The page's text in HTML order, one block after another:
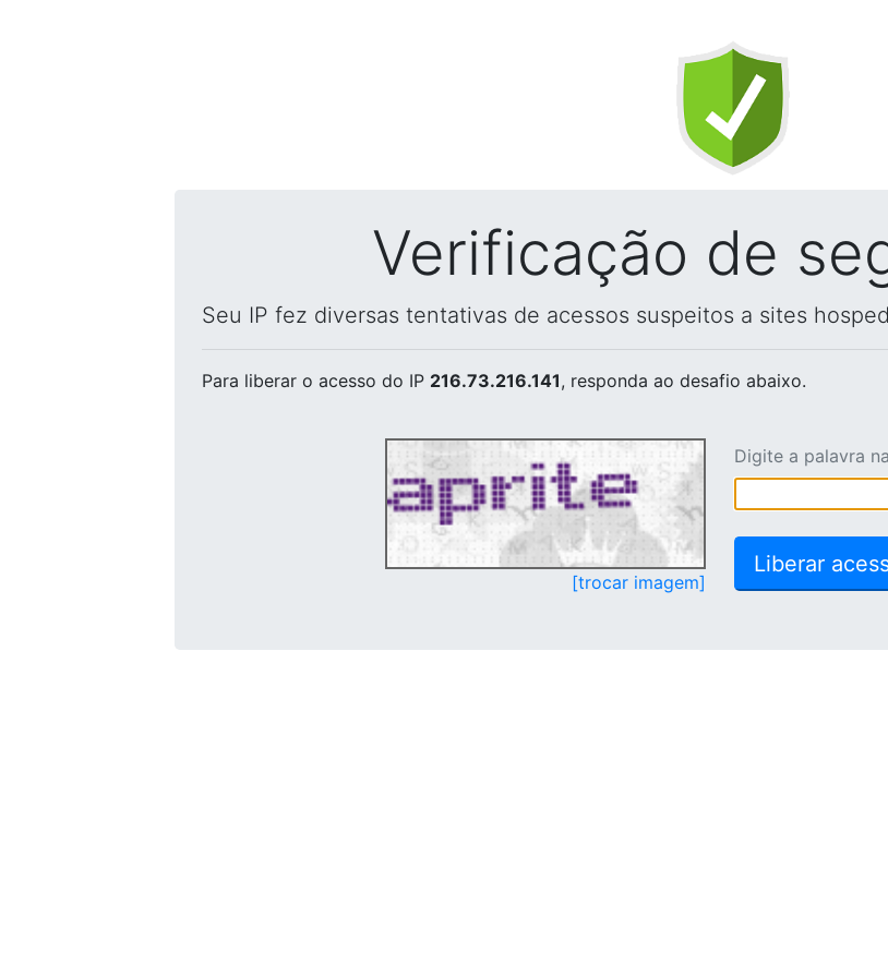
Verificação de
Seu IP fez diversas tentativas de acessos suspeitos a sites
Para liberar o acesso do IP 216.73.216.141, responda ao desafio abaixo.
[trocar imagem]
Digite a palavra